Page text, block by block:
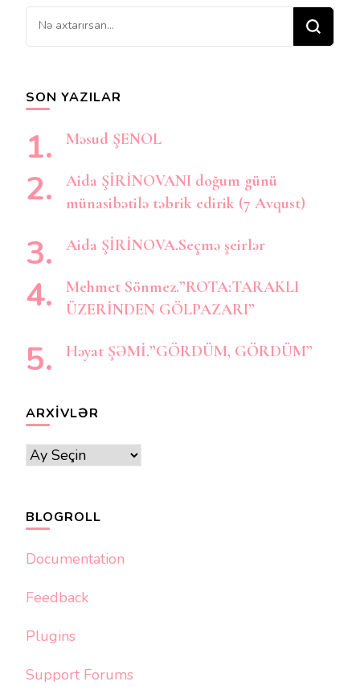
Bir
şey
SON YAZILAR
Məsud ŞENOL
Aida ŞİRİNOVANI doğum günü
münasibətilə təbrik edirik (7 Avqust)
Aida ŞİRİNOVA.Seçmə şeirlər
Mehmet Sönmez.”ROTA:TARAKLI
ÜZERİNDEN GÖLPAZARI”
Həyat ŞƏMİ.”GÖRDÜM, GÖRDÜM”
ARXIVLƏR
Arxivlər
BLOGROLL
Documentation
Feedback
Plugins
Support Forums